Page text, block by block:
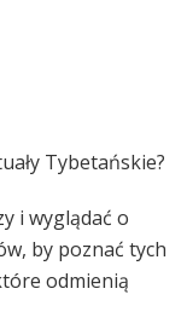
Tybetańskie?
i wyglądać o
by poznać tych
odmienią